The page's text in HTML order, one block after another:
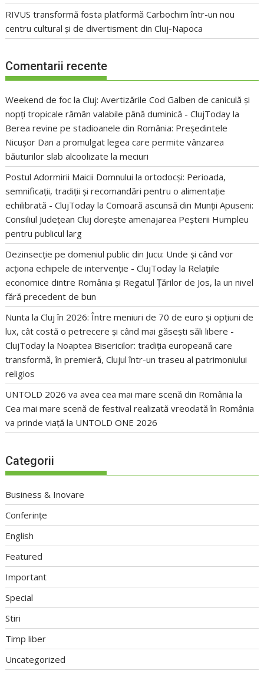
RIVUS transformă fosta platformă Carbochim într-un nou
centru cultural și de divertisment din Cluj-Napoca
Comentarii recente
Weekend de foc la Cluj: Avertizările Cod Galben de caniculă și
nopți tropicale rămân valabile până duminică - ClujToday la
Berea revine pe stadioanele din România: Președintele
Nicușor Dan a promulgat legea care permite vânzarea
băuturilor slab alcoolizate la meciuri
Postul Adormirii Maicii Domnului la ortodocși: Perioada,
semnificații, tradiții și recomandări pentru o alimentație
echilibrată - ClujToday laComoară ascunsă din Munții Apuseni:
Consiliul Județean Cluj dorește amenajarea Peșterii Humpleu
pentru publicul larg
Dezinsecție pe domeniul public din Jucu: Unde și când vor
acționa echipele de intervenție - ClujToday la Relațiile
economice dintre România și Regatul Țărilor de Jos, la un nivel
fără precedent de bun
Nunta la Cluj în 2026: Între meniuri de 70 de euro și opțiuni de
lux, cât costă o petrecere și când mai găsești săli libere -
ClujToday la Noaptea Bisericilor: tradiția europeană care
transformă, în premieră, Clujul într-un traseu al patrimoniului
religios
UNTOLD 2026 va avea cea mai mare scenă din România la
Cea mai mare scenă de festival realizată vreodată în România
va prinde viață la UNTOLD ONE 2026
Categorii
Business & Inovare
Conferințe
English
Featured
Important
Special
Stiri
Timp liber
Uncategorized